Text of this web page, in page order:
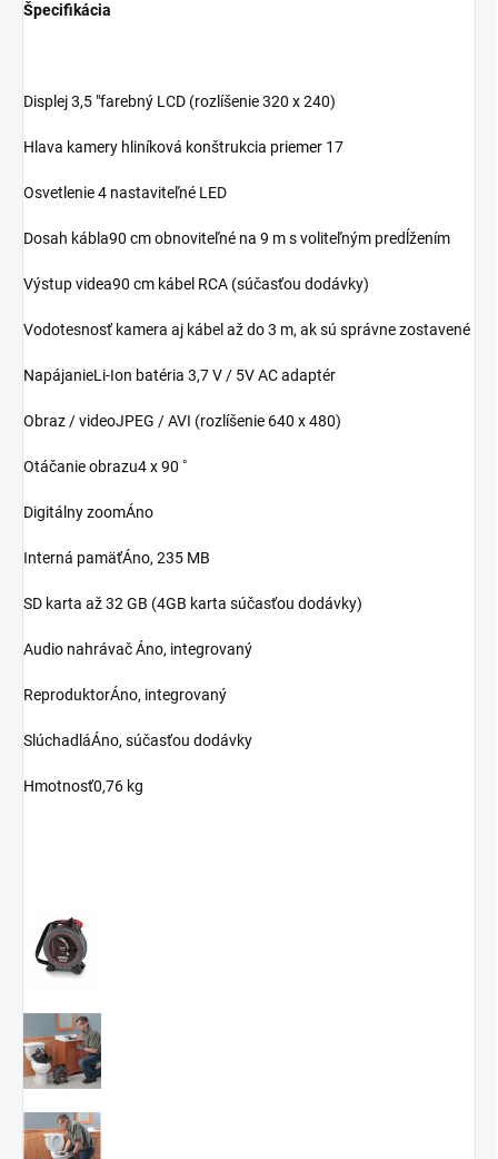
Špecifikácia
Displej 3,5 "farebný LCD (rozlíšenie 320 x 240)
Hlava kamery hliníková konštrukcia priemer 17
Osvetlenie 4 nastaviteľné LED
Dosah kábla90 cm obnoviteľné na 9 m s voliteľným predĺžením
Výstup videa90 cm kábel RCA (súčasťou dodávky)
Vodotesnosť kamera aj kábel až do 3 m, ak sú správne zostavené
NapájanieLi-Ion batéria 3,7 V / 5V AC adaptér
Obraz / videoJPEG / AVI (rozlíšenie 640 x 480)
Otáčanie obrazu4 x 90 ˚
Digitálny zoomÁno
Interná pamäťÁno, 235 MB
SD karta až 32 GB (4GB karta súčasťou dodávky)
Audio nahrávač Áno, integrovaný
ReproduktorÁno, integrovaný
SlúchadláÁno, súčasťou dodávky
Hmotnosť0,76 kg